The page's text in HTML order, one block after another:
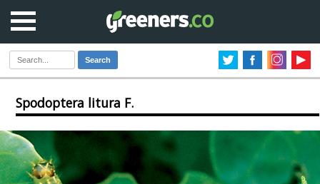
Search
Spodoptera litura F.